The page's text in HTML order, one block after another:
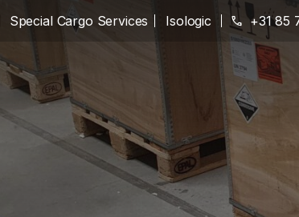
Special Cargo Services Isologic phone +31 85